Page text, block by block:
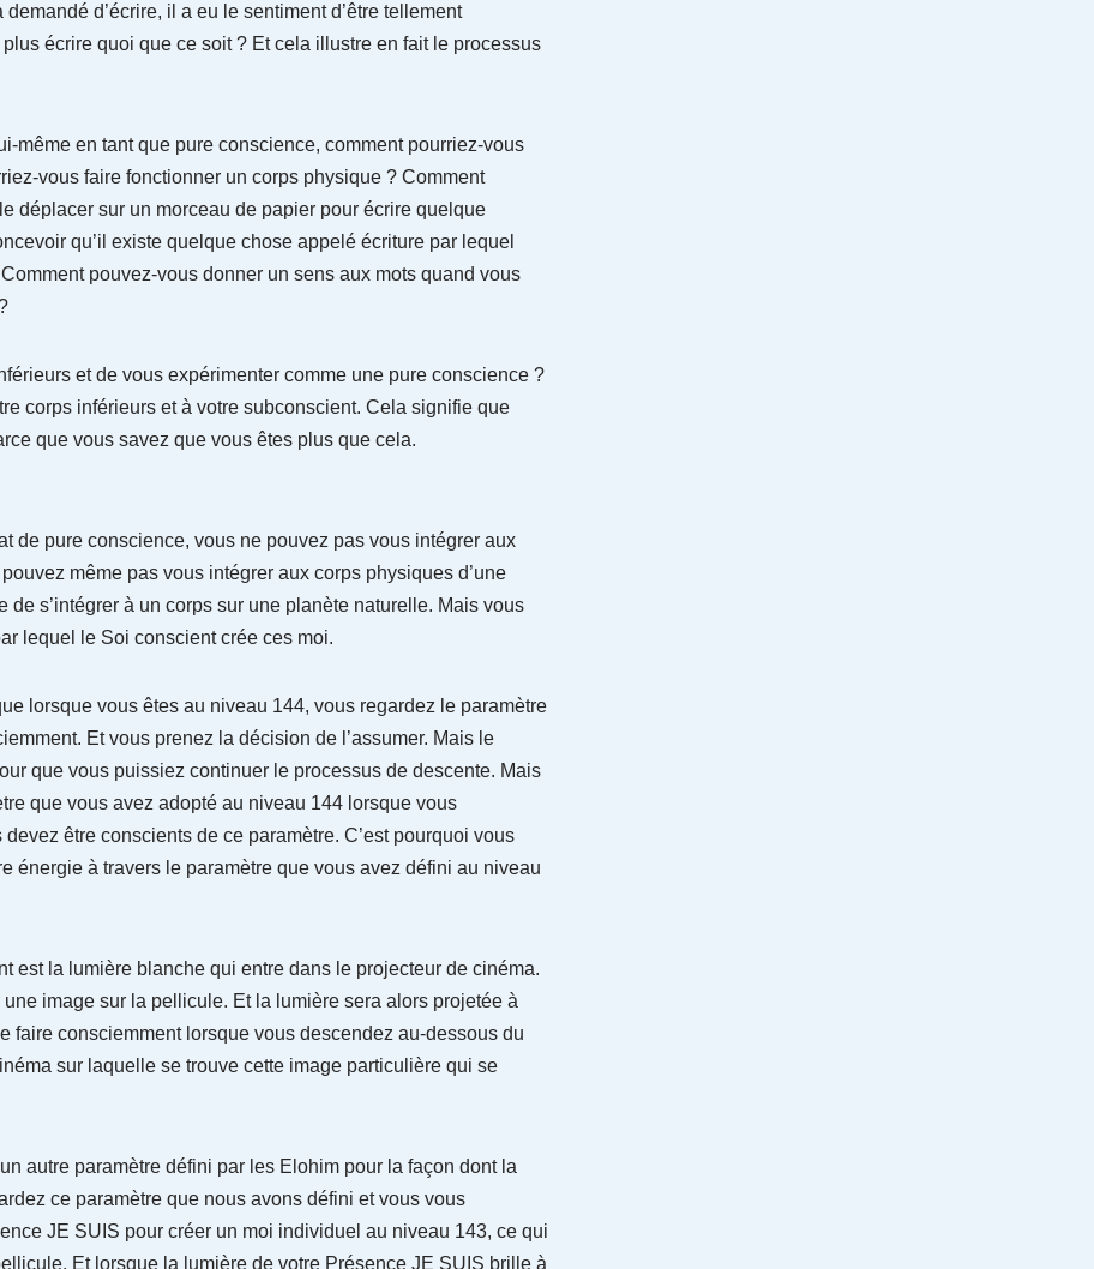
d’écrire, il a eu le sentiment d’être tellement
écrire quoi que ce soit ? Et cela illustre en fait le processus
même en tant que pure conscience, comment pourriez-vous
vous faire fonctionner un corps physique ? Comment
déplacer sur un morceau de papier pour écrire quelque
qu’il existe quelque chose appelé écriture par lequel
pouvez-vous donner un sens aux mots quand vous
et de vous expérimenter comme une pure conscience ?
corps inférieurs et à votre subconscient. Cela signifie que
que vous savez que vous êtes plus que cela.
de pure conscience, vous ne pouvez pas vous intégrer aux
même pas vous intégrer aux corps physiques d’une
de s’intégrer à un corps sur une planète naturelle. Mais vous
lequel le Soi conscient crée ces moi.
lorsque vous êtes au niveau 144, vous regardez le paramètre
Et vous prenez la décision de l’assumer. Mais le
que vous puissiez continuer le processus de descente. Mais
que vous avez adopté au niveau 144 lorsque vous
être conscients de ce paramètre. C’est pourquoi vous
énergie à travers le paramètre que vous avez défini au niveau
est la lumière blanche qui entre dans le projecteur de cinéma.
image sur la pellicule. Et la lumière sera alors projetée à
faire consciemment lorsque vous descendez au-dessous du
sur laquelle se trouve cette image particulière qui se
autre paramètre défini par les Elohim pour la façon dont la
ce paramètre que nous avons défini et vous vous
JE SUIS pour créer un moi individuel au niveau 143, ce qui
Et lorsque la lumière de votre Présence JE SUIS brille à